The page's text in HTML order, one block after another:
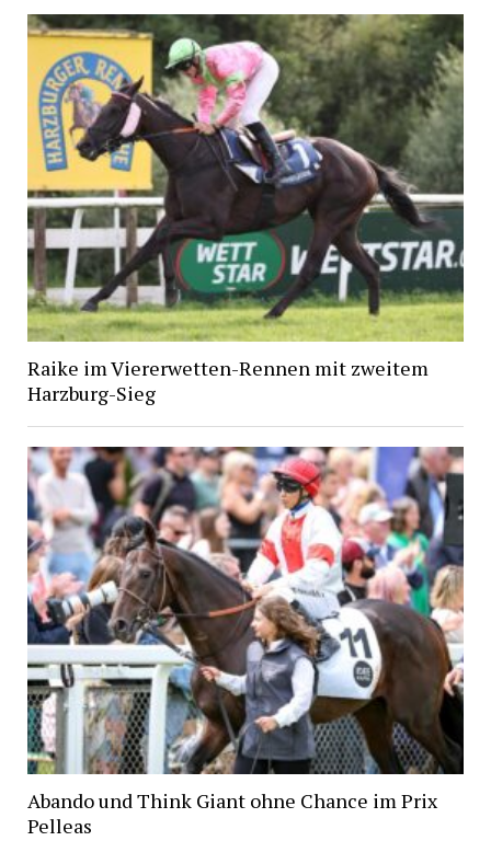
Raike im Viererwetten-Rennen mit zweitem
Harzburg-Sieg
Abando und Think Giant ohne Chance im Prix
Pelleas